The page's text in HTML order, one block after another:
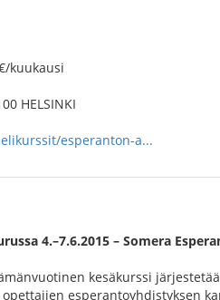
kuukausi
HELSINKI
esperanton-a...
4.–7.6.2015 – Somera
kesäkurssi
esperantoyhdistyksen